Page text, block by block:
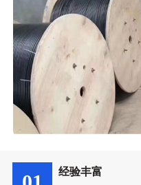
经验丰富